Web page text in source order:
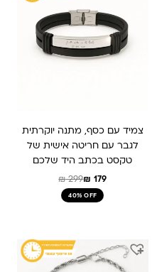
צמיד עם כסף, מתנה יוקרתית
לגבר עם חריטה אישית של
טקסט בכתב היד שלכם
₪299
₪ 299.
₪ 179
₪ 179.
40% OFF
המקורי
היה:
הנוכחי
הוא: